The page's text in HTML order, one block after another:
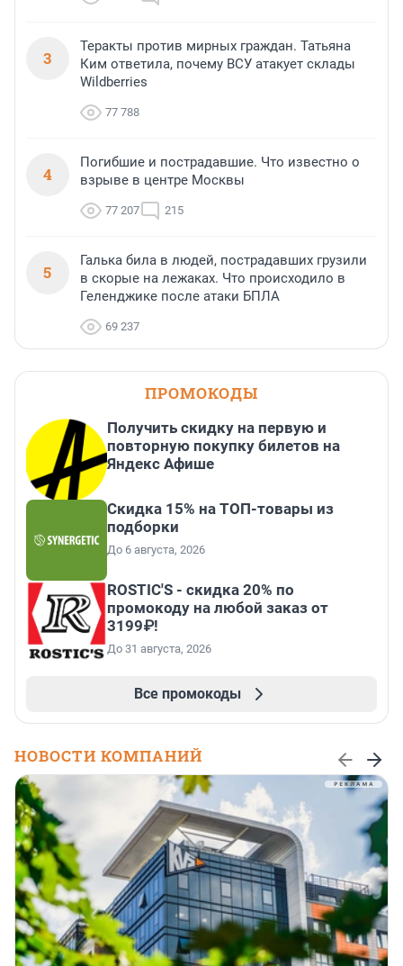
3
Теракты против мирных граждан. Татьяна
Ким ответила, почему ВСУ атакует склады
Wildberries
77 788
4
Погибшие и пострадавшие. Что известно о
взрыве в центре Москвы
77 207 215
5
Галька била в людей, пострадавших грузили
в скорые на лежаках. Что происходило в
Геленджике после атаки БПЛА
69 237
ПРОМОКОДЫ
Получить скидку на первую и
повторную покупку билетов на
Яндекс Афише
Скидка 15% на ТОП-товары из
подборки
До 6 августа, 2026
ROSTIC'S - скидка 20% по
промокоду на любой заказ от
3199₽!
До 31 августа, 2026
Все промокоды
НОВОСТИ КОМПАНИЙ